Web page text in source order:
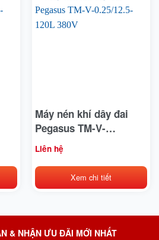
Máy nén khí dây đai
Pegasus TM-V-
0.25/12.5-120L 380V
Liên hệ
Xem chi tiết
& NHẬN ƯU ĐÃI MỚI NHẤT